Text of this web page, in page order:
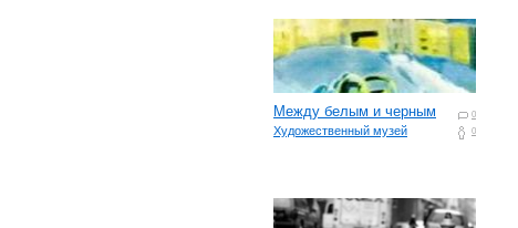
0
0
Между белым и черным
Художественный музей